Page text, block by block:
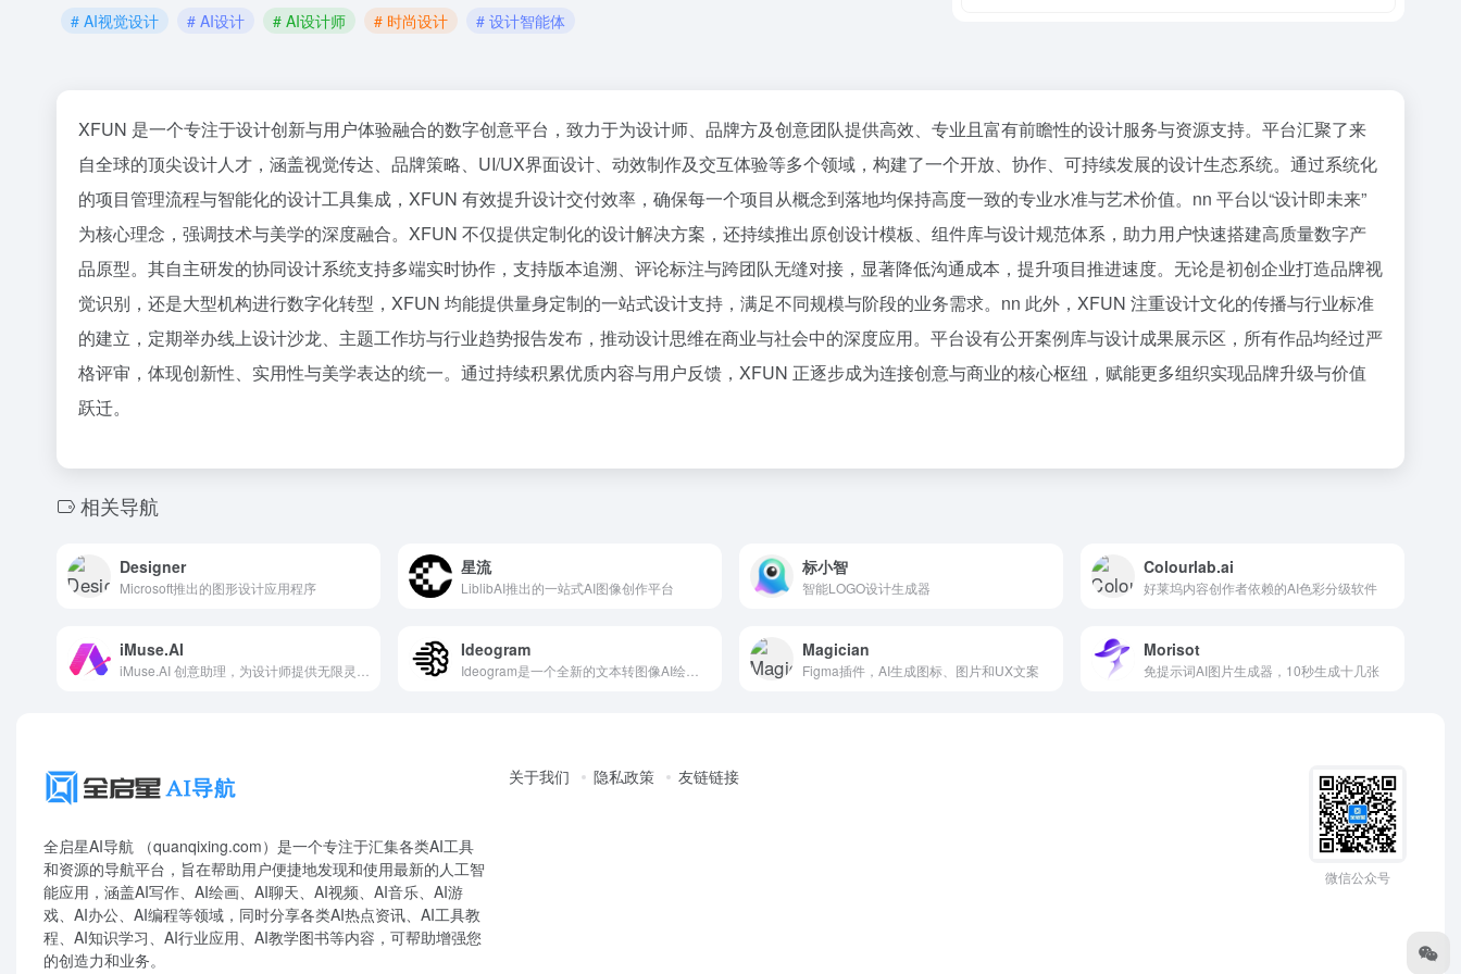
# AI视觉设计 # AI设计 # AI设计师 # 时尚设计 # 设计智能体
XFUN 是一个专注于设计创新与用户体验融合的数字创意平台，致力于为设计师、品牌方及创意团队提供高效、专业且富有前瞻性的设计服务与资源支持。平台汇聚了来
自全球的顶尖设计人才，涵盖视觉传达、品牌策略、UI/UX界面设计、动效制作及交互体验等多个领域，构建了一个开放、协作、可持续发展的设计生态系统。通过系统化
的项目管理流程与智能化的设计工具集成，XFUN 有效提升设计交付效率，确保每一个项目从概念到落地均保持高度一致的专业水准与艺术价值。nn 平台以“设计即未来”
为核心理念，强调技术与美学的深度融合。XFUN 不仅提供定制化的设计解决方案，还持续推出原创设计模板、组件库与设计规范体系，助力用户快速搭建高质量数字产
品原型。其自主研发的协同设计系统支持多端实时协作，支持版本追溯、评论标注与跨团队无缝对接，显著降低沟通成本，提升项目推进速度。无论是初创企业打造品牌视
觉识别，还是大型机构进行数字化转型，XFUN 均能提供量身定制的一站式设计支持，满足不同规模与阶段的业务需求。nn 此外，XFUN 注重设计文化的传播与行业标准
的建立，定期举办线上设计沙龙、主题工作坊与行业趋势报告发布，推动设计思维在商业与社会中的深度应用。平台设有公开案例库与设计成果展示区，所有作品均经过严
格评审，体现创新性、实用性与美学表达的统一。通过持续积累优质内容与用户反馈，XFUN 正逐步成为连接创意与商业的核心枢纽，赋能更多组织实现品牌升级与价值
跃迁。
相关导航
Designer
Microsoft推出的图形设计应用程序
星流
LiblibAI推出的一站式AI图像创作平台
标小智
智能LOGO设计生成器
Colourlab.ai
好莱坞内容创作者依赖的AI色彩分级软件
iMuse.AI Ideogram Magician
Figma插件，AI生成图标、图片和UX文案
Morisot
免提示词AI图片生成器，10秒生成十几张
全启星AI导航 （quanqixing.com）是一个专注于汇集各类AI工具
和资源的导航平台，旨在帮助用户便捷地发现和使用最新的人工智
能应用，涵盖AI写作、AI绘画、AI聊天、AI视频、AI音乐、AI游
戏、AI办公、AI编程等领域，同时分享各类AI热点资讯、AI工具教
程、AI知识学习、AI行业应用、AI教学图书等内容，可帮助增强您
的创造力和业务。
关于我们 隐私政策 友链链接
微信公众号